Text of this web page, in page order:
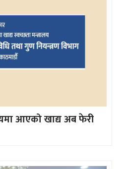
आएको खाद्य अब फेरी